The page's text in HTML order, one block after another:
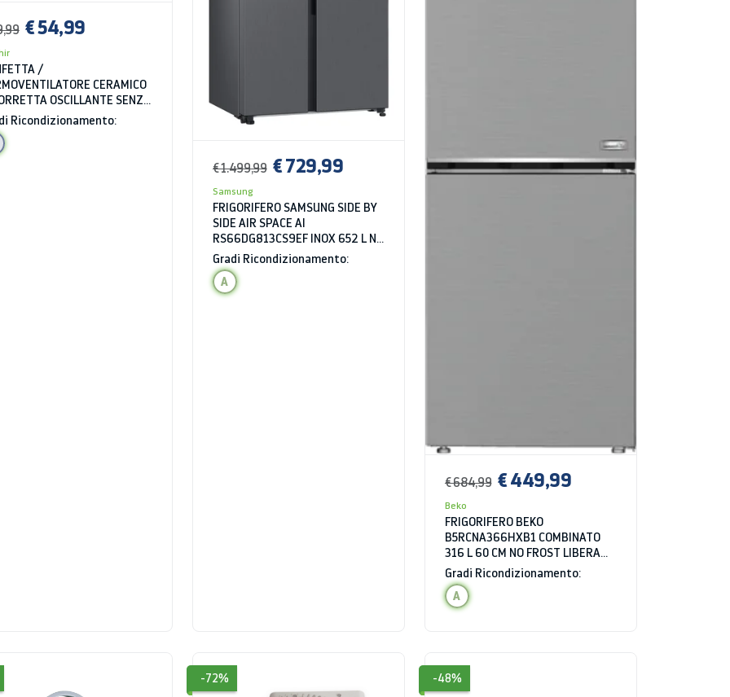
€ 54,99
/
CERAMICO
OSCILLANTE SENZA
ZEPHIR TW7000BL 2
DI POTENZA
2000W TERMOSTATO
NERO
Ricondizionamento:
€ 1.499,99 € 729,99
Samsung
FRIGORIFERO SAMSUNG SIDE BY
SIDE AIR SPACE AI
RS66DG813CS9EF INOX 652 L NO
FROST DIGITAL INVERTER
LIBERA INSTALLAZIONE CLASSE C
Gradi Ricondizionamento:
A
€ 684,99 € 449,99
Beko
FRIGORIFERO BEKO
B5RCNA366HXB1 COMBINATO
316 L 60 CM NO FROST LIBERA
INSTALLAZIONE ARGENTO
CLASSE C
Gradi Ricondizionamento:
A
-72% -48%